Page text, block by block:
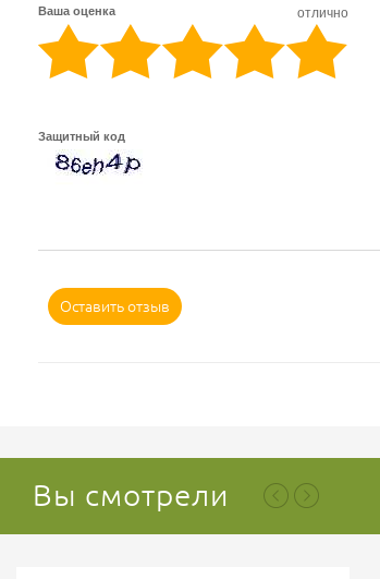
Ваша оценка отлично
Защитный код
Оставить отзыв
Вы смотрели